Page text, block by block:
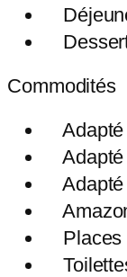
Commodités